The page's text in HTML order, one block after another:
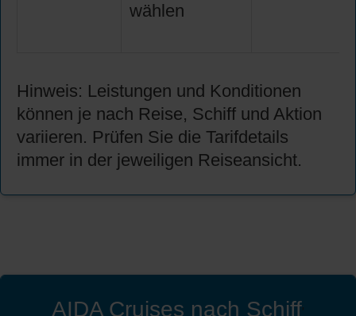
wählen
Hinweis: Leistungen und Konditionen
können je nach Reise, Schiff und Aktion
variieren. Prüfen Sie die Tarifdetails
immer in der jeweiligen Reiseansicht.
AIDA Cruises nach Schiff'